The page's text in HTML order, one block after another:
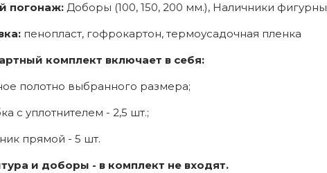
погонаж: Доборы (100, 150, 200 мм.), Наличники
пенопласт, гофрокартон, термоусадочная пленка
комплект включает в себя:
полотно выбранного размера;
с уплотнителем - 2,5 шт.;
прямой - 5 шт.
и доборы - в комплект не входят.